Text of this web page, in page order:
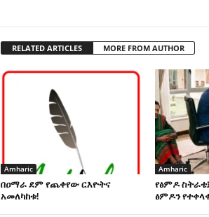
RELATED ARTICLES MORE FROM AUTHOR
Amharic
በዐማራ ደም የጨቀየው ርእዮትና
አመለካከቱ!
Amharic
የፅምዶ
ፅምዶን